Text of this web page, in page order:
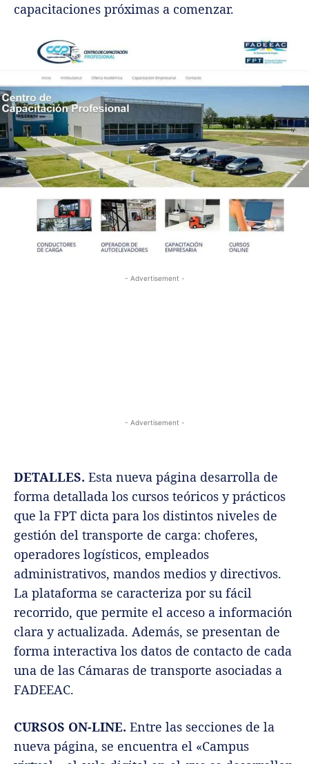
capacitaciones próximas a comenzar.
- Advertisement -
- Advertisement -
DETALLES. Esta nueva página desarrolla de
forma detallada los cursos teóricos y prácticos
que la FPT dicta para los distintos niveles de
gestión del transporte de carga: choferes,
operadores logísticos, empleados
administrativos, mandos medios y directivos.
La plataforma se caracteriza por su fácil
recorrido, que permite el acceso a información
clara y actualizada. Además, se presentan de
forma interactiva los datos de contacto de cada
una de las Cámaras de transporte asociadas a
FADEEAC.
CURSOS ON-LINE. Entre las secciones de la
nueva página, se encuentra el «Campus